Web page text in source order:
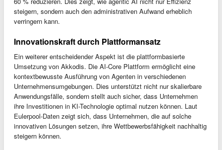
steigern, sondern auch den administrativen Aufwand erheblich
verringern kann.
Innovationskraft durch Plattformansatz
Ein weiterer entscheidender Aspekt ist die plattformbasierte
Umsetzung von Akkodis. Die AI-Core Plattform ermöglicht eine
kontextbewusste Ausführung von Agenten in verschiedenen
Unternehmensumgebungen. Dies unterstützt nicht nur skalierbare
Anwendungsfälle, sondern stellt auch sicher, dass Unternehmen
ihre Investitionen in KI-Technologie optimal nutzen können. Laut
Eulerpool-Daten zeigt sich, dass Unternehmen, die auf solche
innovativen Lösungen setzen, ihre Wettbewerbsfähigkeit nachhaltig
steigern können.